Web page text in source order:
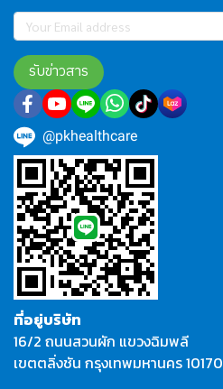
รับข่าวสาร
@pkhealthcare
ที่อยู่บริษัท
16/2 ถนนสวนผัก แขวงฉิมพลี
เขตตลิ่งชัน กรุงเทพมหานคร 10170